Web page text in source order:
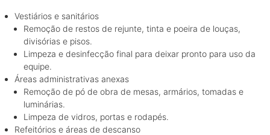
Vestiários e sanitários
Remoção de restos de rejunte, tinta e poeira de louças,
divisórias e pisos.
Limpeza e desinfecção final para deixar pronto para uso da
equipe.
Áreas administrativas anexas
Remoção de pó de obra de mesas, armários, tomadas e
luminárias.
Limpeza de vidros, portas e rodapés.
Refeitórios e áreas de descanso